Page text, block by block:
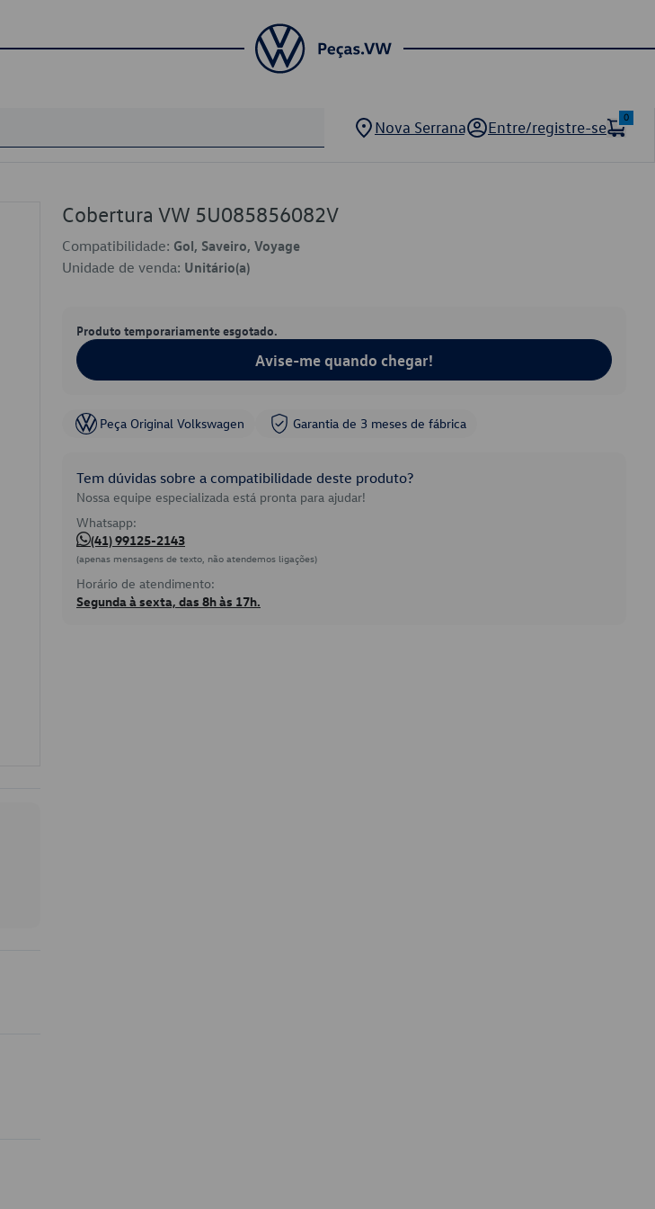
Nova Serrana Entre/registre-se
0
Cobertura VW 5U085856082V
Compatibilidade: Gol, Saveiro, Voyage
Unidade de venda: Unitário(a)
Produto temporariamente esgotado.
Avise-me quando chegar!
Peça Original Volkswagen Garantia de 3 meses de fábrica
Tem dúvidas sobre a compatibilidade deste produto?
Nossa equipe especializada está pronta para ajudar!
Whatsapp:
(41) 99125-2143
(apenas mensagens de texto, não atendemos ligações)
Horário de atendimento:
Segunda à sexta, das 8h às 17h.